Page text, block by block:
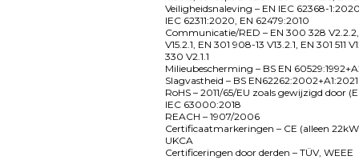
Veiligheidsnaleving – EN IEC 62368-
IEC 62311:2020, EN 62479:2010
Communicatie/RED – EN 300 328
V15.2.1, EN 301 908-13 V13.2.1, EN 301 511
330 V2.1.1
Milieubescherming – BS EN
Slagvastheid – BS EN62262:2002+A1:2021
RoHS – 2011/65/EU zoals gewijzigd door
IEC 63000:2018
REACH – 1907/2006
Certificaatmarkeringen – CE (alleen
UKCA
Certificeringen door derden – TÜV, WEEE